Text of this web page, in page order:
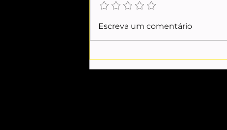
RELEMBRE A HISTÓRIA DO CLUBE
Escreva um comentário